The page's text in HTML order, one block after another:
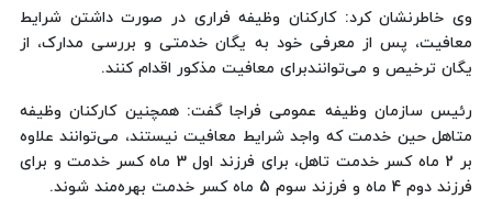
وی خاطرنشان کرد: کارکنان وظیفه فراری در صورت داشتن شرایط
معافیت، پس از معرفی خود به یگان خدمتی و بررسی مدارک، از
یگان ترخیص و می‌توانندبرای معافیت مذکور اقدام کنند.
رئیس سازمان وظیفه عمومی فراجا گفت: همچنین کارکنان وظیفه
متاهل حین خدمت که واجد شرایط معافیت نیستند، می‌توانند علاوه
بر 2 ماه کسر خدمت تاهل، برای فرزند اول 3 ماه کسر خدمت و برای
فرزند دوم 4 ماه و فرزند سوم 5 ماه کسر خدمت بهره‌مند شوند.